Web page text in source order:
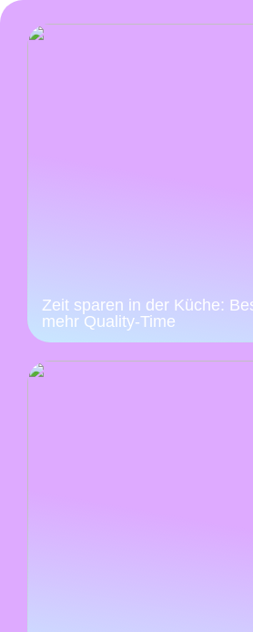
Zeit sparen in der Küche:
mehr Quality-Time